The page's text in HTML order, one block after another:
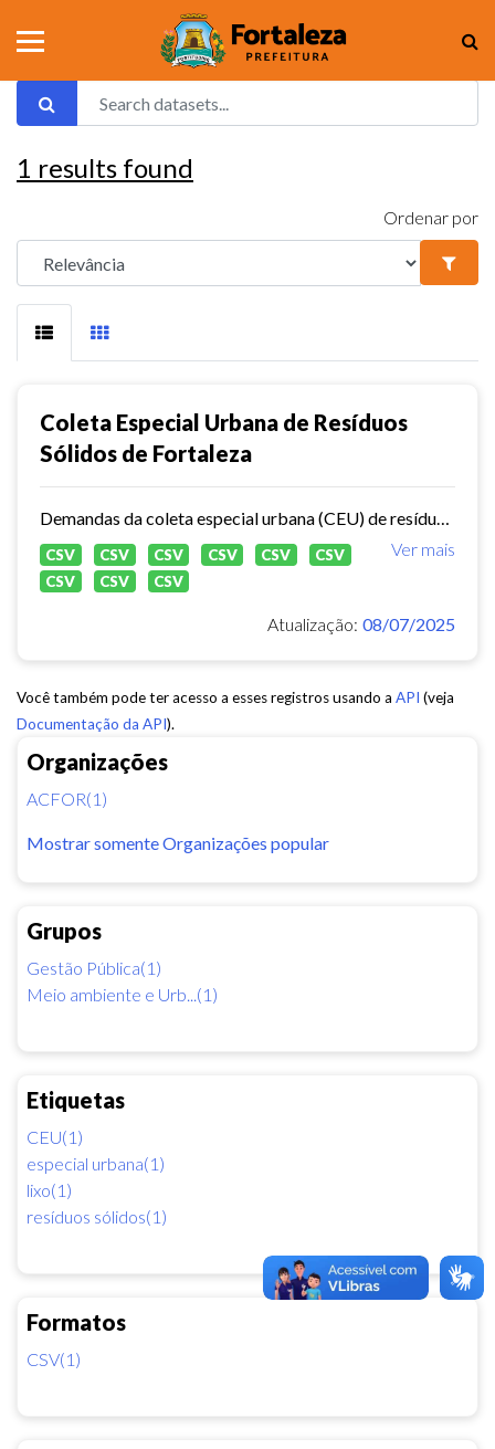
Organizações
ACFOR(1)
Mostrar somente Organizações popular
Grupos
Gestão Pública(1)
Meio ambiente e Urb...(1)
Etiquetas
CEU(1)
especial urbana(1)
lixo(1)
resíduos sólidos(1)
Formatos
CSV(1)
1 results found
Ordenar por
Coleta Especial Urbana de Resíduos
Sólidos de Fortaleza
Ver mais
CSV CSV CSV CSV CSV
CSV
CSV
CSV CSV
Atualização: 08/07/2025
Você também pode ter acesso a esses registros usando a API (veja
Documentação da API).